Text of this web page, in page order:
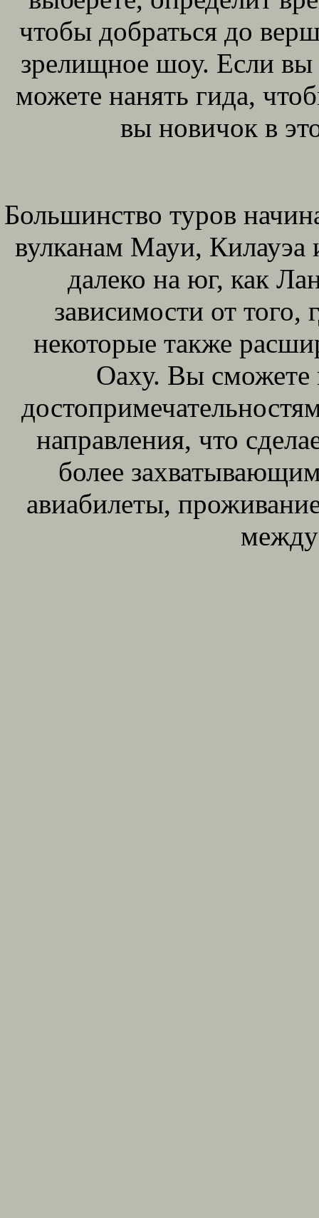
чтобы добраться до
зрелищное шоу. Если вы
можете нанять гида,
вы новичок в
Большинство туров
вулканам Мауи, Килауэа
далеко на юг, как
зависимости от того,
некоторые также
Оаху. Вы сможете
направления, что
более
авиабилеты,